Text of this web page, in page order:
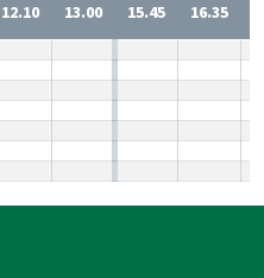
12.10
13.00
15.45
16.35